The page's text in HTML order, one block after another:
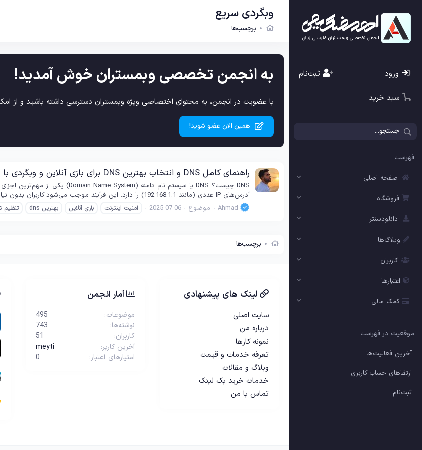
ورود ثبت‌نام
سبد خرید
فهرست
صفحه اصلی
فروشگاه
دانلودسنتر
وبلاگ‌ها
کاربران
اعتبارها
کمک مالی
موقعیت در فهرست
آخرین فعالیت‌ها
ارتقاهای حساب کاربری
ثبت‌نام
وبگردی سریع
برچسب‌ها
به انجمن تخصصی وبمستران خوش آمدید!
با عضویت در انجمن، به محتوای اختصاصی ویژه وبمستران دسترسی داشته باشید و از
همین الان عضو شوید!
راهنمای کامل DNS و انتخاب بهترین DNS برای بازی آنلاین و وبگردی با معرفی سرورهای محبوب ۲۰۲۵
آدرس‌های IP عددی (مانند 192.168.1.1) را دارد. این فرآیند موجب می‌شود کاربران بدون نیاز به یادسپاری اعداد طولانی، تنها با واردکردن نام سایت بتوانند به...
Ahmad
موضوع 2025-07-06 امنیت اینترنت بازی آنلاین بهترین dns تنظیم dns
برچسب‌ها
لینک های پیشنهادی
سایت اصلی
درباره من
نمونه کارها
تعرفه خدمات و قیمت
وبلاگ و مقالات
خدمات خرید بک لینک
تماس با من
آمار انجمن
موضوعات
495
نوشته‌ها
743
کاربران
51
آخرین کاربر
meyti
امتیازهای اعتبار
0